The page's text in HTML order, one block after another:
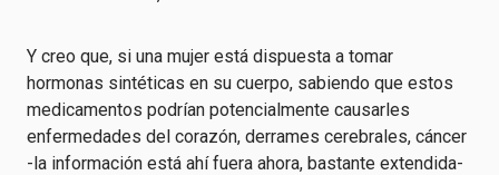
Y creo que, si una mujer está dispuesta a tomar
hormonas sintéticas en su cuerpo, sabiendo que estos
medicamentos podrían potencialmente causarles
enfermedades del corazón, derrames cerebrales, cáncer
-la información está ahí fuera ahora, bastante extendida-